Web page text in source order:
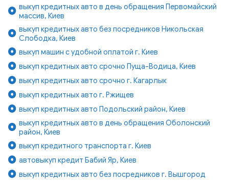
выкуп кредитных авто в день обращения Первомайский
массив, Киев
выкуп кредитных авто без посредников Никольская
Слободка, Киев
выкуп машин с удобной оплатой г. Киев
выкуп кредитных авто срочно Пуща-Водица, Киев
выкуп кредитных авто срочно г. Кагарлык
выкуп кредитных авто г. Ржищев
выкуп кредитных авто Подольский район, Киев
выкуп кредитных авто в день обращения Оболонский
район, Киев
выкуп кредитного транспорта г. Киев
автовыкуп кредит Бабий Яр, Киев
выкуп кредитных авто без посредников г. Вышгород